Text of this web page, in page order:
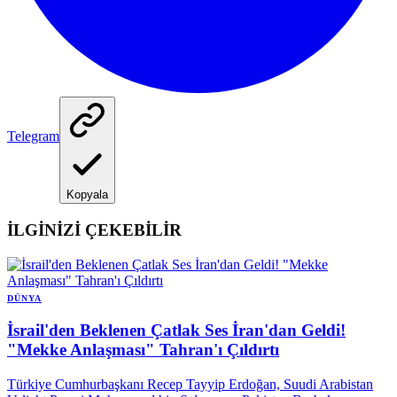
Telegram
Kopyala
İLGİNİZİ ÇEKEBİLİR
DÜNYA
İsrail'den Beklenen Çatlak Ses İran'dan Geldi!
"Mekke Anlaşması" Tahran'ı Çıldırtı
Türkiye Cumhurbaşkanı Recep Tayyip Erdoğan, Suudi Arabistan